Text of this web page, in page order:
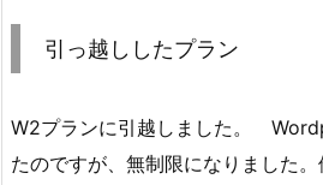
引っ越ししたプラン
W2プランに引越しました。
たのですが、無制限になりました